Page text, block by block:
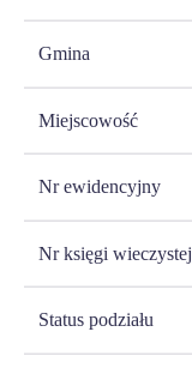
Gmina
Miejscowość
Nr ewidencyjny
Nr księgi wieczystej
Status podziału